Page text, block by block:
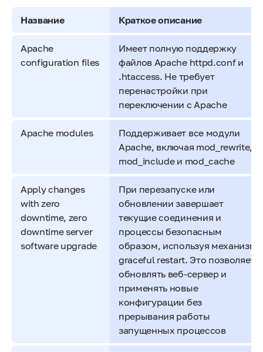
Название Краткое описание
Apache
configuration files
Имеет полную поддержку
файлов Apache httpd.conf и
.htaccess. Не требует
перенастройки при
переключении с Apache
Apache modules
Поддерживает все модули
Apache, включая mod_rewrite,
mod_include и mod_cache
Apply changes
with zero
downtime, zero
downtime server
software upgrade
При перезапуске или
обновлении завершает
текущие соединения и
процессы безопасным
образом, используя механизм
graceful restart. Это позволяет
обновлять веб-сервер и
применять новые
конфигурации без
прерывания работы
запущенных процессов